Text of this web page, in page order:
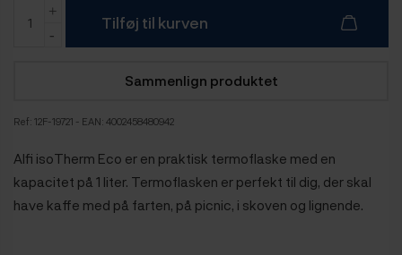
Tilføj til kurven
Sammenlign produktet
Ref: 12F-19721 - EAN: 4002458480942
Alfi isoTherm Eco er en praktisk termoflaske med en
kapacitet på 1 liter. Termoflasken er perfekt til dig, der skal
have kaffe med på farten, på picnic, i skoven og lignende.